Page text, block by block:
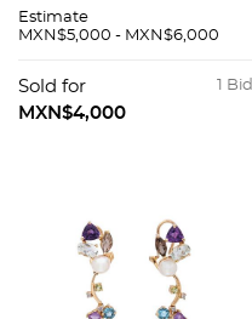
EN ORO AMARILLO
TOUS, COLLECION
IVETTE
Estimate
MXN$5,000 - MXN$6,000
1 Bid
Sold for
MXN$4,000